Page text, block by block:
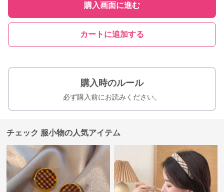
購入画面に進む
カートに追加する
購入時のルール
必ず購入前にお読みください。
チェック 服小物の人気アイテム